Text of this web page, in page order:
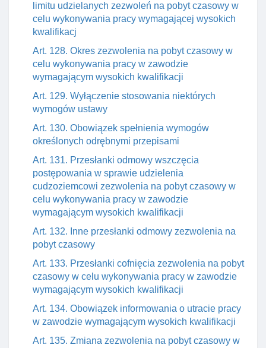
limitu udzielanych zezwoleń na pobyt czasowy w
celu wykonywania pracy wymagającej wysokich
kwalifikacj
Art. 128. Okres zezwolenia na pobyt czasowy w
celu wykonywania pracy w zawodzie
wymagającym wysokich kwalifikacji
Art. 129. Wyłączenie stosowania niektórych
wymogów ustawy
Art. 130. Obowiązek spełnienia wymogów
określonych odrębnymi przepisami
Art. 131. Przesłanki odmowy wszczęcia
postępowania w sprawie udzielenia
cudzoziemcowi zezwolenia na pobyt czasowy w
celu wykonywania pracy w zawodzie
wymagającym wysokich kwalifikacji
Art. 132. Inne przesłanki odmowy zezwolenia na
pobyt czasowy
Art. 133. Przesłanki cofnięcia zezwolenia na pobyt
czasowy w celu wykonywania pracy w zawodzie
wymagającym wysokich kwalifikacji
Art. 134. Obowiązek informowania o utracie pracy
w zawodzie wymagającym wysokich kwalifikacji
Art. 135. Zmiana zezwolenia na pobyt czasowy w